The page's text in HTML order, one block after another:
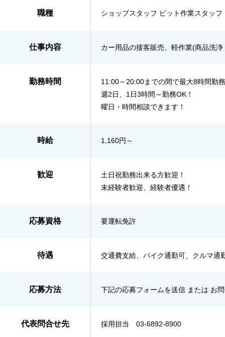
職種 ショップスタッフ ピット作業スタッフ
仕事内容 カー用品の接客販売、軽作業(商品洗
勤務時間
11:00～20:00までの間で最大8時間勤
週2日、1日3時間～勤務OK！
曜日・時間相談できます！
時給 1,160円～
歓迎
土日祝勤務出来る方歓迎！
未経験者歓迎、経験者優遇！
応募資格 要運転免許
待遇 交通費支給、バイク通勤可、クルマ通
応募方法 下記の応募フォームを送信 または お
代表問合せ先 採用担当 03-6892-8900